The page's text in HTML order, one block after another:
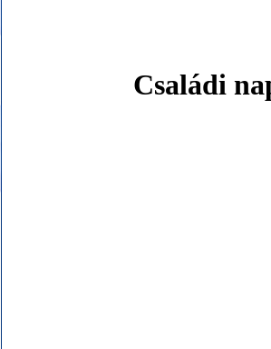
Családi